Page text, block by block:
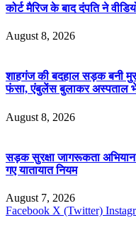
कोर्ट मैरिज के बाद दंपति ने
August 8, 2026
शाहगंज की बदहाल सड़क बनी
फंसा, एंबुलेंस बुलाकर अस्पताल
August 8, 2026
सड़क सुरक्षा जागरूकता
गए यातायात नियम
August 7, 2026
Facebook X (Twitter)